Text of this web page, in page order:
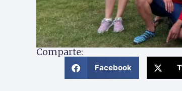
Comparte:
Facebook